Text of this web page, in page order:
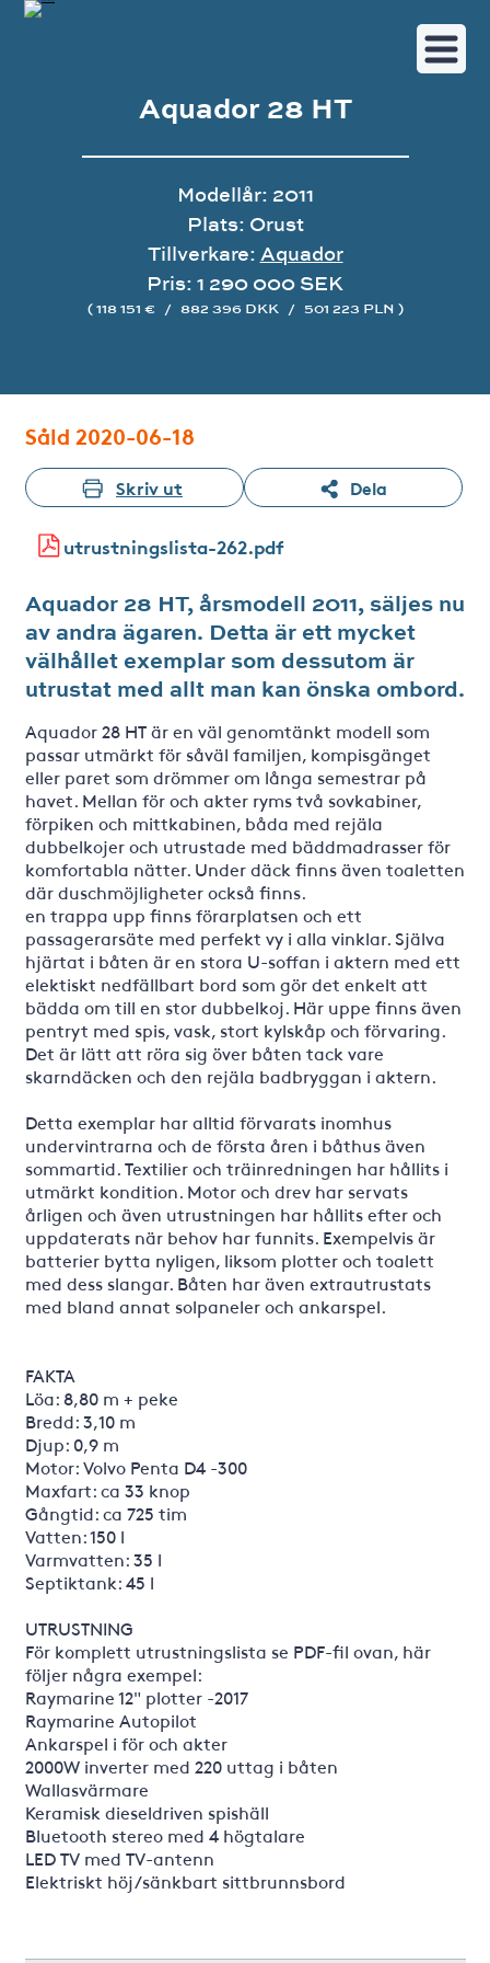
Aquador 28 HT
Modellår: 2011
Plats: Orust
Tillverkare: Aquador
Pris: 1 290 000 SEK
( 118 151 € / 882 396 DKK / 501 223 PLN )
Såld 2020-06-18
Skriv ut Dela
utrustningslista-262.pdf
Aquador 28 HT, årsmodell 2011, säljes nu
av andra ägaren. Detta är ett mycket
välhållet exemplar som dessutom är
utrustat med allt man kan önska ombord.
Aquador 28 HT är en väl genomtänkt modell som
passar utmärkt för såväl familjen, kompisgänget
eller paret som drömmer om långa semestrar på
havet. Mellan för och akter ryms två sovkabiner,
förpiken och mittkabinen, båda med rejäla
dubbelkojer och utrustade med bäddmadrasser för
komfortabla nätter. Under däck finns även toaletten
där duschmöjligheter också finns.
en trappa upp finns förarplatsen och ett
passagerarsäte med perfekt vy i alla vinklar. Själva
hjärtat i båten är en stora U-soffan i aktern med ett
elektiskt nedfällbart bord som gör det enkelt att
bädda om till en stor dubbelkoj. Här uppe finns även
pentryt med spis, vask, stort kylskåp och förvaring.
Det är lätt att röra sig över båten tack vare
skarndäcken och den rejäla badbryggan i aktern.
Detta exemplar har alltid förvarats inomhus
undervintrarna och de första åren i båthus även
sommartid. Textilier och träinredningen har hållits i
utmärkt kondition. Motor och drev har servats
årligen och även utrustningen har hållits efter och
uppdaterats när behov har funnits. Exempelvis är
batterier bytta nyligen, liksom plotter och toalett
med dess slangar. Båten har även extrautrustats
med bland annat solpaneler och ankarspel.
FAKTA
Löa: 8,80 m + peke
Bredd: 3,10 m
Djup: 0,9 m
Motor: Volvo Penta D4 -300
Maxfart: ca 33 knop
Gångtid: ca 725 tim
Vatten: 150 l
Varmvatten: 35 l
Septiktank: 45 l
UTRUSTNING
För komplett utrustningslista se PDF-fil ovan, här
följer några exempel:
Raymarine 12" plotter -2017
Raymarine Autopilot
Ankarspel i för och akter
2000W inverter med 220 uttag i båten
Wallasvärmare
Keramisk dieseldriven spishäll
Bluetooth stereo med 4 högtalare
LED TV med TV-antenn
Elektriskt höj/sänkbart sittbrunnsbord